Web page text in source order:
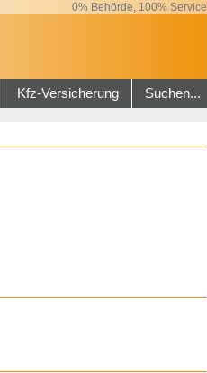
0% Behörde, 100% Service
Kfz-Versicherung Suchen...